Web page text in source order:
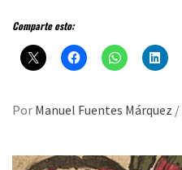
Comparte esto:
Por Manuel Fuentes Márquez /